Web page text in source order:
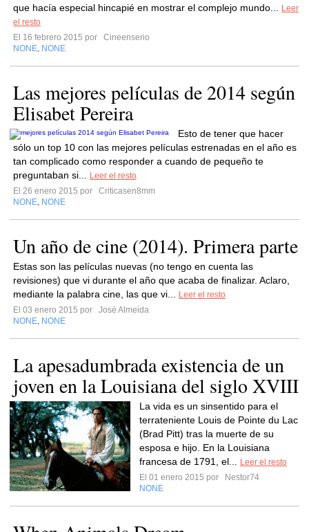
que hacía especial hincapié en mostrar el complejo mundo...
Leer
el resto
El 16 febrero 2015 por
Cineenserio
NONE NONE
Las mejores películas de 2014 según
Elisabet Pereira
Esto de tener que hacer
sólo un top 10 con las mejores películas estrenadas en el año es
tan complicado como responder a cuando de pequeño te
preguntaban si...
Leer el resto
El 26 enero 2015 por
Criticasen8mm
NONE NONE
Un año de cine (2014). Primera parte
Estas son las películas nuevas (no tengo en cuenta las
revisiones) que vi durante el año que acaba de finalizar. Aclaro,
mediante la palabra cine, las que vi...
Leer el resto
El 03 enero 2015 por
José Almeida
NONE NONE
La apesadumbrada existencia de un
joven en la Louisiana del siglo XVIII
La vida es un sinsentido para el
terrateniente Louis de Pointe du Lac
(Brad Pitt) tras la muerte de su
esposa e hijo. En la Louisiana
francesa de 1791, el...
Leer el resto
El 01 enero 2015 por
Nestor74
NONE